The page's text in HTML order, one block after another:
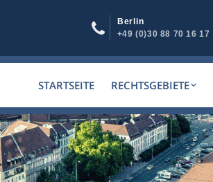
Berlin
+49 (0)30 88 70 16 17
STARTSEITE RECHTSGEBIETE